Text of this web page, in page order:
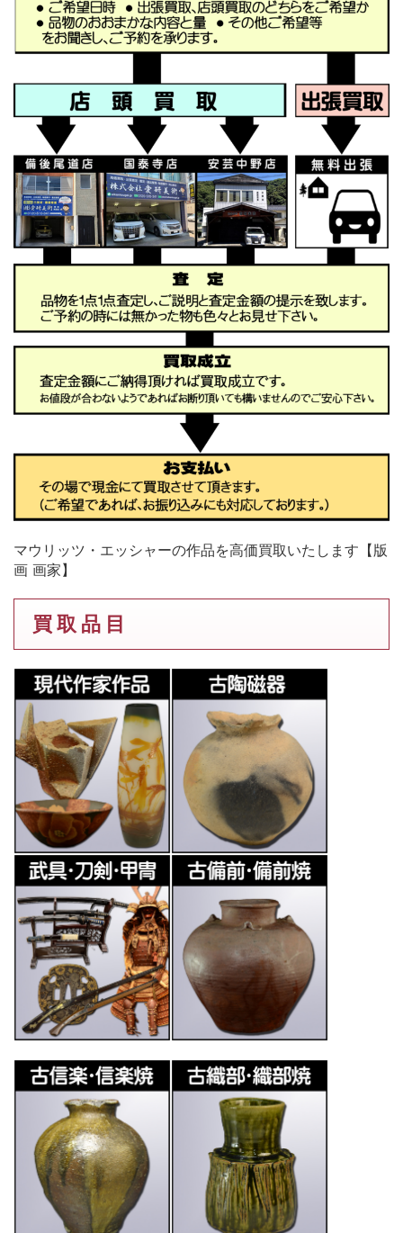
マウリッツ・エッシャーの作品を高価買取いたします【版
画 画家】
買 取 品 目